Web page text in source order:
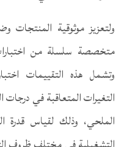
ولتعزيز موثوقية المنتجات
متخصصة سلسلة من اختبارات
وتشمل هذه التقييمات
التغيرات المتعاقبة في درجات
الملحي، وذلك لقياس قدرة